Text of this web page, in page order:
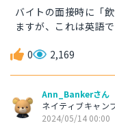
バイトの面接時に「
ますが、これは英語
0 2,169
Ann_Bankerさん
ネイティブキャン
2024/05/14 00:00